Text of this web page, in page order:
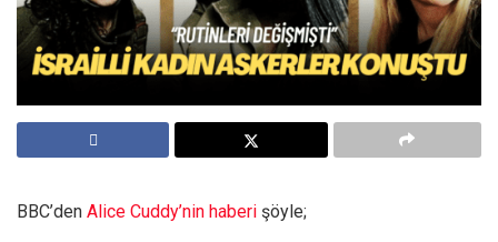
BBC’den Alice Cuddy’nin haberi şöyle;